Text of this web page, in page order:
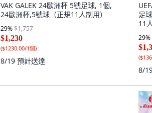
VAK GALEK 24歐洲杯 5號足球, 1個,
24歐洲杯,5號球（正規11人制用）
29%$1,757
$1,230
($1230.00/1個)
8/19 預計送達
足
11
29%
(
8/